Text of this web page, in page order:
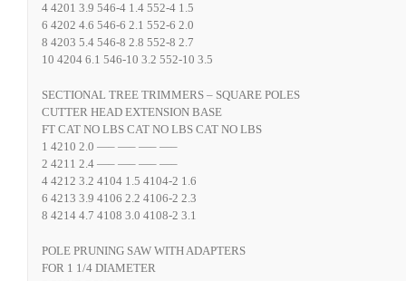
4 4201 3.9 546-4 1.4 552-4 1.5
6 4202 4.6 546-6 2.1 552-6 2.0
8 4203 5.4 546-8 2.8 552-8 2.7
10 4204 6.1 546-10 3.2 552-10 3.5
SECTIONAL TREE TRIMMERS – SQUARE POLES
CUTTER HEAD EXTENSION BASE
FT CAT NO LBS CAT NO LBS CAT NO LBS
1 4210 2.0 —– —– —– —–
2 4211 2.4 —– —– —– —–
4 4212 3.2 4104 1.5 4104-2 1.6
6 4213 3.9 4106 2.2 4106-2 2.3
8 4214 4.7 4108 3.0 4108-2 3.1
POLE PRUNING SAW WITH ADAPTERS
FOR 1 1/4 DIAMETER